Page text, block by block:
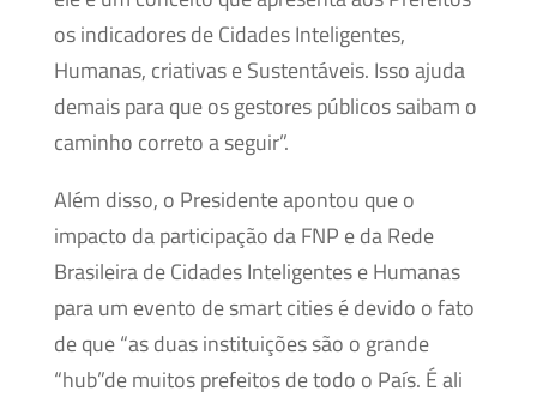
os indicadores de Cidades Inteligentes,
Humanas, criativas e Sustentáveis. Isso ajuda
demais para que os gestores públicos saibam o
caminho correto a seguir”.
Além disso, o Presidente apontou que o
impacto da participação da FNP e da Rede
Brasileira de Cidades Inteligentes e Humanas
para um evento de smart cities é devido o fato
de que “as duas instituições são o grande
“hub”de muitos prefeitos de todo o País. É ali